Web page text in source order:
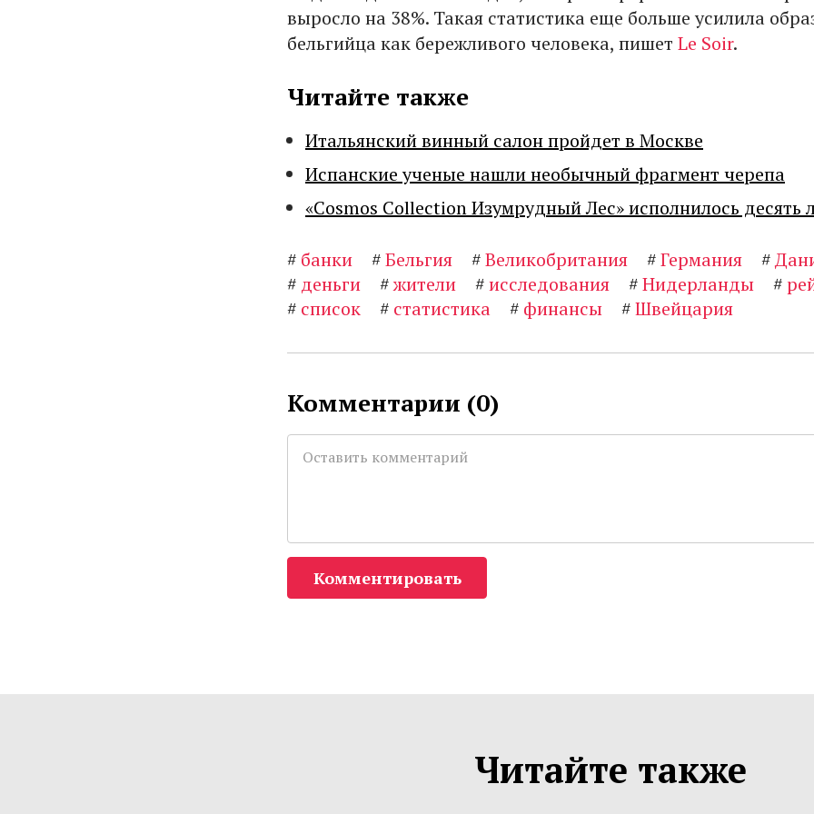
выросло на 38%. Такая статистика еще больше усилила
бельгийца как бережливого человека, пишет Le Soir.
Читайте также
Итальянский винный салон пройдет в Москве
Испанские ученые нашли необычный фрагмент черепа
«Cosmos Collection Изумрудный Лес» исполнилось десять
# банки #Бельгия #Великобритания #Германия #
# деньги #жители #исследования #Нидерланды #
# список # статистика # финансы #Швейцария
Комментарии (0)
Комментировать
Читайте также